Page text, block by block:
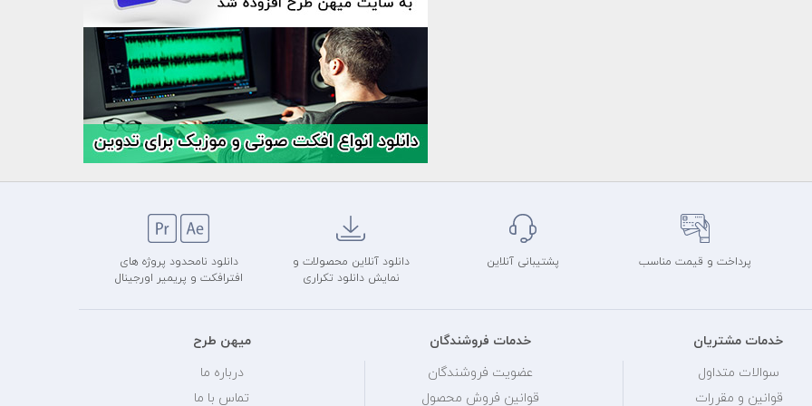
پرداخت و قیمت مناسب پشتیبانی آنلاین
دانلود آنلاین محصولات و
نمایش دانلود تکراری
دانلود نامحدود پروژه های
افترافکت و پریمیر اورجینال
خدمات مشتریان
سوالات متداول
قوانین و مقررات
خدمات فروشندگان
عضویت فروشندگان
قوانین فروش محصول
میهن طرح
درباره ما
تماس با ما